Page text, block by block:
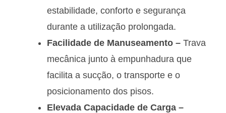
estabilidade, conforto e segurança
durante a utilização prolongada.
Facilidade de Manuseamento – Trava
mecânica junto à empunhadura que
facilita a sucção, o transporte e o
posicionamento dos pisos.
Elevada Capacidade de Carga –